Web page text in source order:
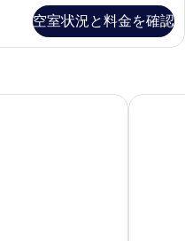
空室状況と料金を確認
ホテル アンド リゾート
フェア